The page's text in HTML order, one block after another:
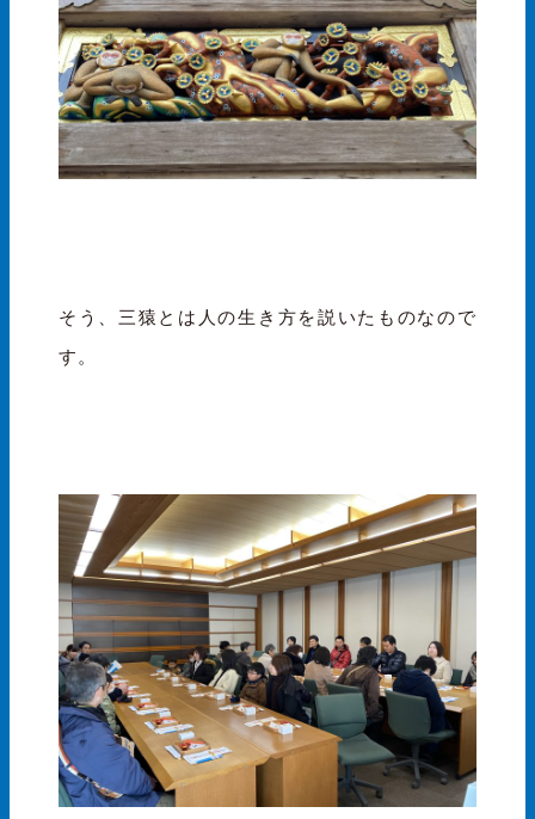
そう、三猿とは人の生き方を説いたものなので
す。